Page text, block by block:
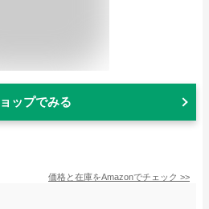
ップでみる
価格と在庫をAmazonでチェック >>